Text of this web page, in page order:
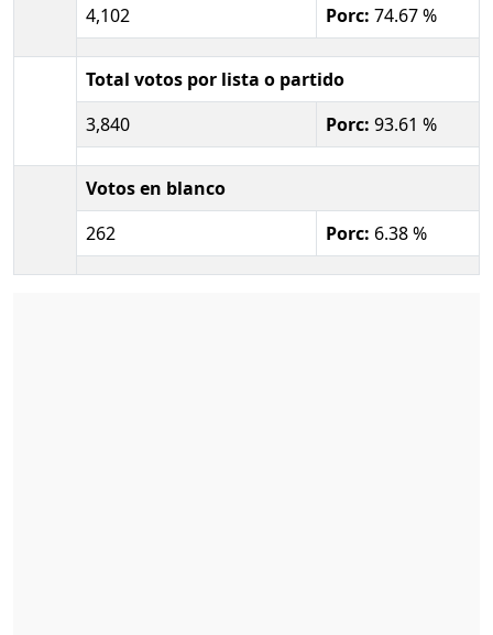
4,102
Porc: 74.67 %
Total votos por lista o partido
3,840
Porc: 93.61 %
Votos en blanco
262
Porc: 6.38 %